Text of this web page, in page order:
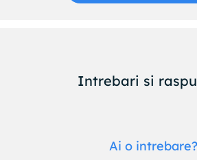
Intrebari si
Ai o intrebare?